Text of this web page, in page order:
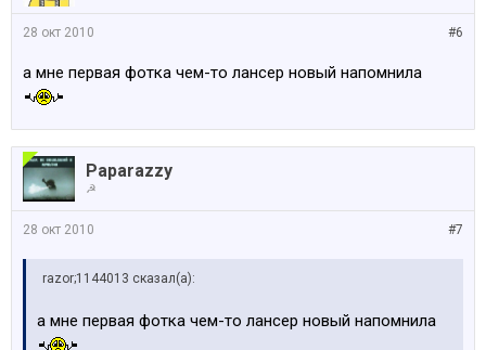
#6
28 окт 2010
а мне первая фотка чем-то лансер новый напомнила
Paparazzy
☭
#7
28 окт 2010
razor;1144013 сказал(а):
а мне первая фотка чем-то лансер новый напомнила